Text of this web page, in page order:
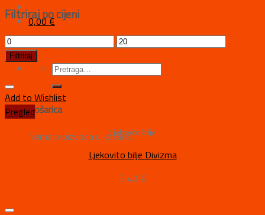
0,00€
Nema proizvoda u košarici.
Košarica
Nema proizvoda u košarici.
Filtriraj po cijeni
Filtriraj
Add to Wishlist
Pregled
Ljekovito bilje
Ljekovito bilje Divizma
3,40 €